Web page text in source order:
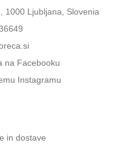
1000 Ljubljana, Slovenia
na Facebooku
Instagramu
in dostave